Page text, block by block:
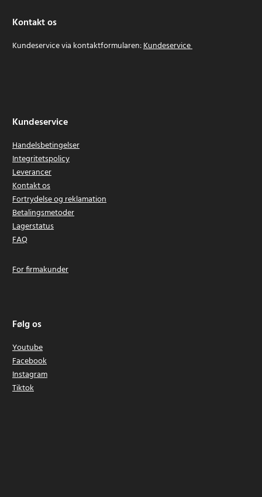
Kontakt os
Kundeservice via kontaktformularen:Kundeservice
Kundeservice
Handelsbetingelser
Integritetspolicy
Leverancer
Kontakt os
Fortrydelse og reklamation
Betalingsmetoder
Lagerstatus
FAQ
For firmakunder
Følg os
Youtube
Facebook
Instagram
Tiktok